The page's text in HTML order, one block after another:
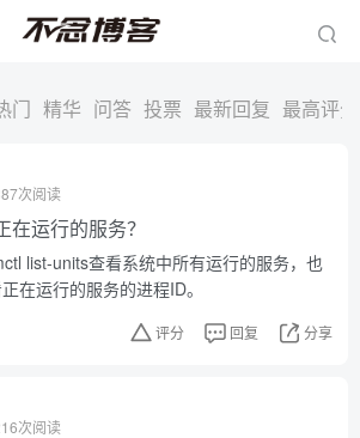
门 精华 问答 投票 最新回复 最高评分
次阅读
运行的服务？
list-units查看系统中所有运行的服务，也
在运行的服务的进程ID。
评分 回复 分享
次阅读